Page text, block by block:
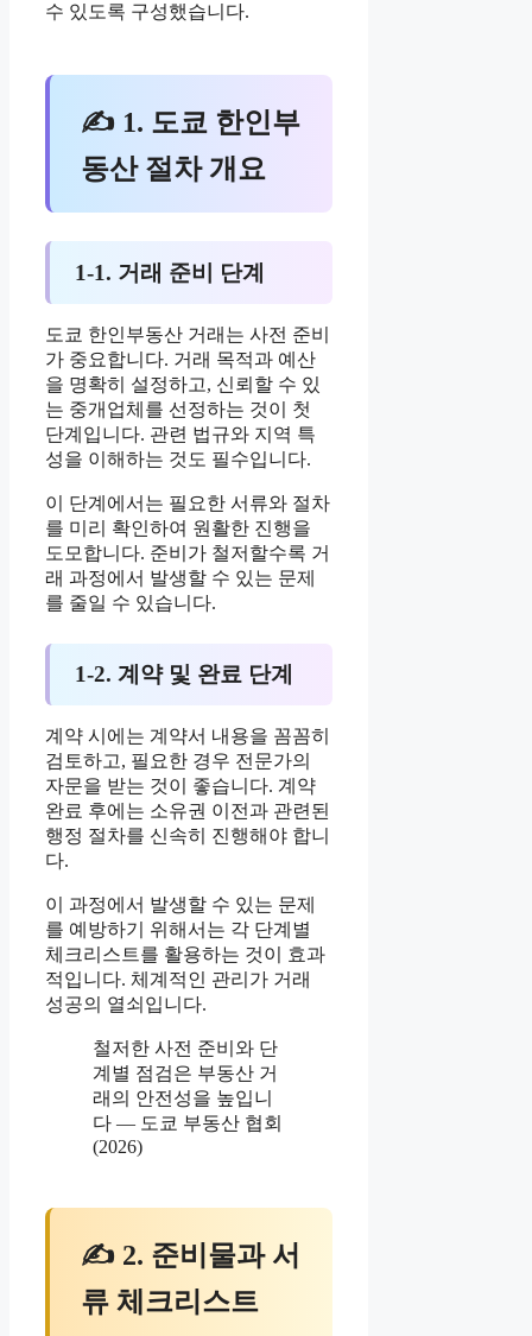
수 있도록 구성했습니다.
✍ 1. 도쿄 한인부
동산 절차 개요
1-1. 거래 준비 단계
도쿄 한인부동산 거래는 사전 준비
가 중요합니다. 거래 목적과 예산
을 명확히 설정하고, 신뢰할 수 있
는 중개업체를 선정하는 것이 첫
단계입니다. 관련 법규와 지역 특
성을 이해하는 것도 필수입니다.
이 단계에서는 필요한 서류와 절차
를 미리 확인하여 원활한 진행을
도모합니다. 준비가 철저할수록 거
래 과정에서 발생할 수 있는 문제
를 줄일 수 있습니다.
1-2. 계약 및 완료 단계
계약 시에는 계약서 내용을 꼼꼼히
검토하고, 필요한 경우 전문가의
자문을 받는 것이 좋습니다. 계약
완료 후에는 소유권 이전과 관련된
행정 절차를 신속히 진행해야 합니
다.
이 과정에서 발생할 수 있는 문제
를 예방하기 위해서는 각 단계별
체크리스트를 활용하는 것이 효과
적입니다. 체계적인 관리가 거래
성공의 열쇠입니다.
철저한 사전 준비와 단
계별 점검은 부동산 거
래의 안전성을 높입니
다 — 도쿄 부동산 협회
(2026)
✍ 2. 준비물과 서
류 체크리스트